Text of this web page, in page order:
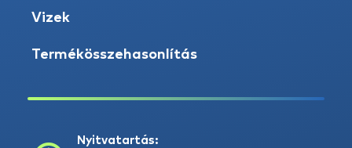
Vizek
Termékösszehasonlítás
Nyitvatartás: